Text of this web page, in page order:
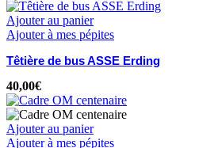
Ajouter au panier
Ajouter à mes pépites
Têtière de bus ASSE Erding
40,00€
Ajouter au panier
Ajouter à mes pépites